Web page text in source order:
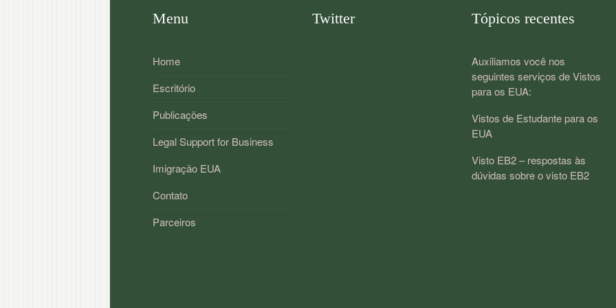
Menu
Home
Escritório
Publicações
Legal Support for Business
Imigração EUA
Contato
Parceiros
Twitter Tópicos recentes
Auxiliamos você nos
seguintes serviços de Vistos
para os EUA:
Vistos de Estudante para os
EUA
Visto EB2 – respostas às
dúvidas sobre o visto EB2